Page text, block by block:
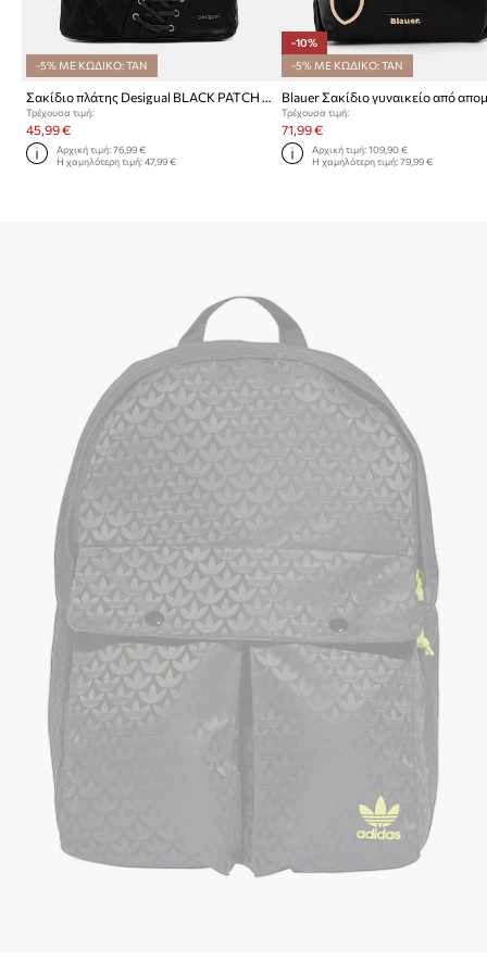
-5% ΜΕ ΚΩΔΙΚΟ: TAN
Σακίδιο πλάτης Desigual BLACK PATCH TANGO P
Τρέχουσα τιμή:
45,99 €
Αρχική τιμή:76,99 €
Η χαμηλότερη τιμή:47,99 €
-10%
-5% ΜΕ ΚΩΔΙΚΟ: TAN
Τρέχουσα τιμή:
71,99 €
Αρχική τιμή: 109,90 €
Η χαμηλότερη τιμή: 79,99 €